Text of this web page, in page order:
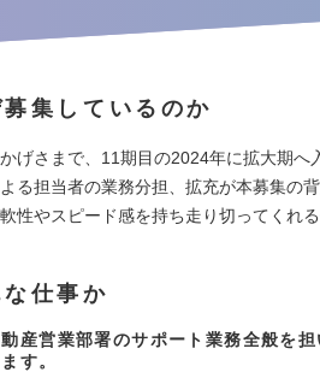
集しているのか
げさまで、11期目の2024年に拡大期
る担当者の業務分担、拡充が本募集の
性やスピード感を持ち走り切ってくれ
な仕事か
産営業部署のサポート業務全般を
す。